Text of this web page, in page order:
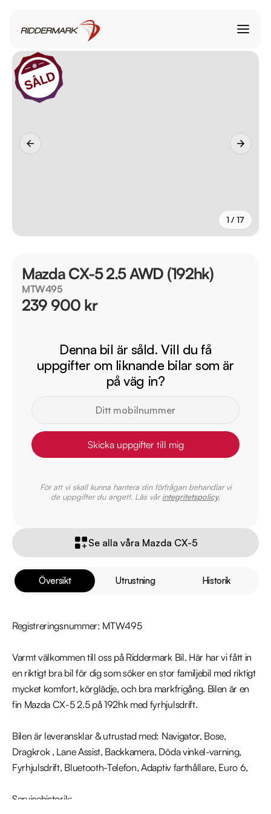
1 / 17
Översikt Utrustning Historik
Registreringsnummer: MTW495
Varmt välkommen till oss på Riddermark Bil. Här har vi fått in
en riktigt bra bil för dig som söker en stor familjebil med riktigt
mycket komfort, körglädje, och bra markfrigång. Bilen är en
fin Mazda CX-5 2.5 på 192hk med fyrhjulsdrift.
Bilen är leveransklar & utrustad med: Navigator, Bose,
Dragkrok , Lane Assist, Backkamera, Döda vinkel-varning,
Fyrhjulsdrift, Bluetooth-Telefon, Adaptiv farthållare, Euro 6,
Servicehistorik:
Mazda CX-5 2.5 AWD (192hk)
MTW495
239 900 kr
Denna bil är såld. Vill du få
uppgifter om liknande bilar som är
på väg in?
Skicka uppgifter till mig
För att vi skall kunna hantera din förfrågan behandlar vi
de uppgifter du angett. Läs vårintegritetspolicy.
Se alla våra Mazda CX-5